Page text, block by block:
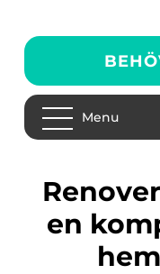
Menu
Renovera litet badrum
en